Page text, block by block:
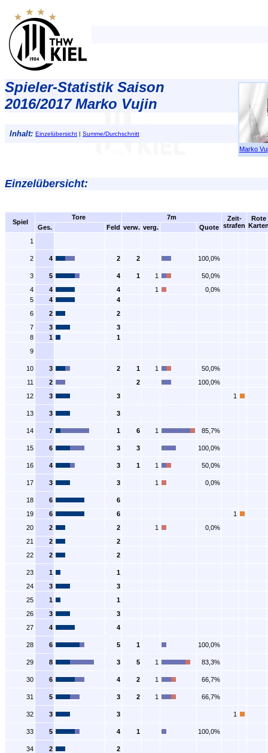
Marko
Spieler-Statistik Saison
2016/2017 Marko Vujin
Inhalt: Einzelübersicht | Summe/Durchschnitt
Einzelübersicht:
Spiel
Tore 7m
Zeit-
strafen
Rote
Ges. Feld verw. verg.
Quote
1
2 4 2 2 100,0%
3 5 4 1 1
50,0%
4
4 4 1
0,0%
5
4
4
6
2
2
7
3
3
8
1
1
9
10 3 2 1 1
50,0%
11
2 2
100,0%
12
3 3 1
13 3 3
14 7 1 6 1 85,7%
15 6 3 3 100,0%
16 4 3 1 1 50,0%
17 3 3 1 0,0%
18 6
6
19
6 6
1
20
2 2 1
0,0%
21
2
2
22
2 2
23 1
1
24
3
3
25
1
1
26
3
3
27
4 4
28 6 5 1 100,0%
29 8 3 5 1 83,3%
30 6 4 2 1 66,7%
31 5 3 2 1 66,7%
32 3 3 1
33 5 4 1 100,0%
34 2
2